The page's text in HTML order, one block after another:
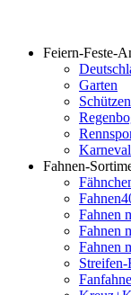
Feiern-Feste-
Garten
Karneval
Fahnen-
Fahnen
Fahnen
Fahnen